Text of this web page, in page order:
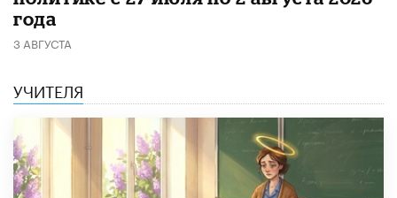
года
3 АВГУСТА
УЧИТЕЛЯ